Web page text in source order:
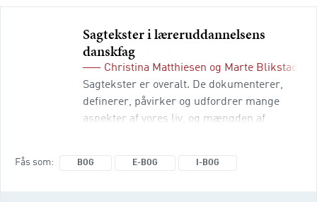
Sagtekster i læreruddannelsens
danskfag
Christina Matthiesen og Marte Blikstad-
Sagtekster er overalt. De dokumenterer,
definerer, påvirker og udfordrer mange
aspekter af vores liv, og mængden af
Fås som BOG E-BOG I-BOG